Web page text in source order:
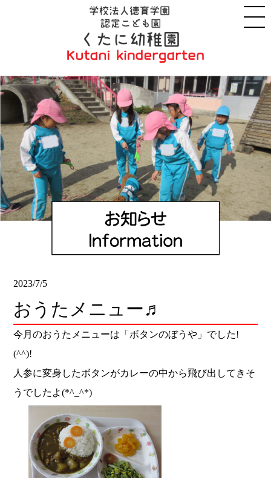
2023/7/5
おうたメニュー♬
今月のおうたメニューは「ボタンのぼうや」でした!
(^^)!
人参に変身したボタンがカレーの中から飛び出してきそ
うでしたよ(*^_^*)